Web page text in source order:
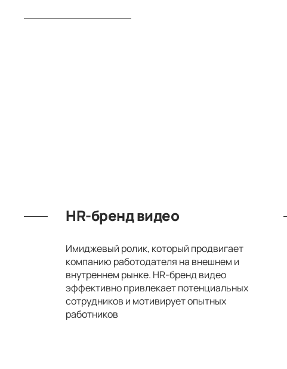
HR-бренд видео
Имиджевый ролик, который продвигает
компанию работодателя на внешнем и
внутреннем рынке. HR-бренд видео
эффективно привлекает потенциальных
сотрудников и мотивирует опытных
работников